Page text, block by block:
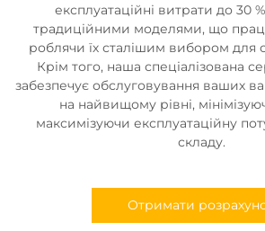
експлуатаційні витрати до 30
традиційними моделями, що
роблячи їх сталішим вибором для
Крім того, наша спеціалізована
забезпечує обслуговування ваших
на найвищому рівні,
максимізуючи експлуатаційну
складу.
Отримати